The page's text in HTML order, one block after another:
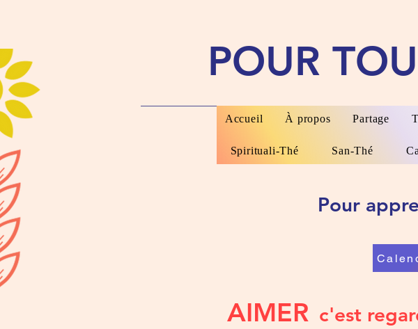
POUR
Accueil À propos Partage
Spirituali-Thé San-Thé
Pour
AIMER c'est